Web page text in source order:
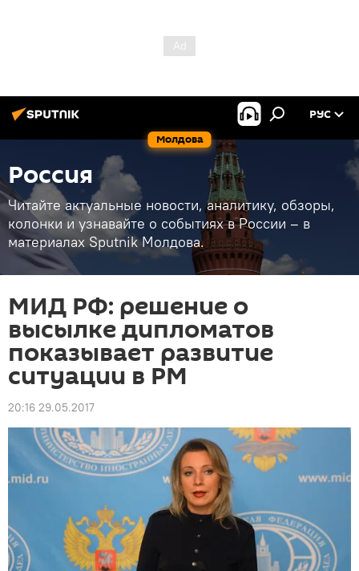
Молдова
РУС
Россия
Читайте актуальные новости, аналитику, обзоры,
колонки и узнавайте о событиях в России – в
материалах Sputnik Молдова.
МИД РФ: решение о
высылке дипломатов
показывает развитие
ситуации в РМ
20:16 29.05.2017